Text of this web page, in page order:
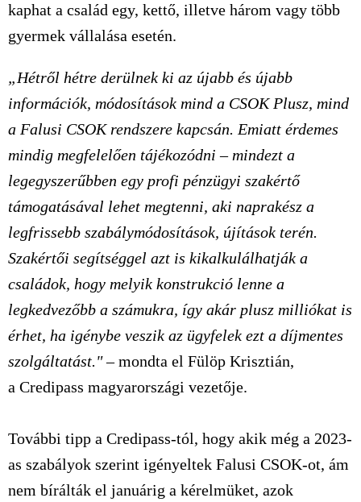
kaphat a család egy, kettő, illetve három vagy több
gyermek vállalása esetén.
„Hétről hétre derülnek ki az újabb és újabb
információk, módosítások mind a CSOK Plusz, mind
a Falusi CSOK rendszere kapcsán. Emiatt érdemes
mindig megfelelően tájékozódni – mindezt a
legegyszerűbben egy profi pénzügyi szakértő
támogatásával lehet megtenni, aki naprakész a
legfrissebb szabálymódosítások, újítások terén.
Szakértői segítséggel azt is kikalkulálhatják a
családok, hogy melyik konstrukció lenne a
legkedvezőbb a számukra, így akár plusz milliókat is
érhet, ha igénybe veszik az ügyfelek ezt a díjmentes
szolgáltatást."– mondta el Fülöp Krisztián,
a Credipass magyarországi vezetője.
További tipp a Credipass-tól, hogy akik még a 2023-
as szabályok szerint igényeltek Falusi CSOK-ot, ám
nem bírálták el januárig a kérelmüket, azok